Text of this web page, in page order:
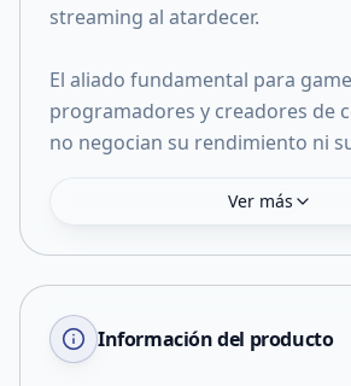
streaming al atardecer.
El aliado fundamental para
programadores y creadores de
no negocian su rendimiento ni
Ver más
Información del producto